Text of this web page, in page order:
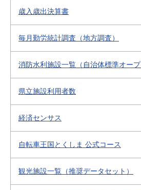
歳入歳出決算書
毎月勤労統計調査（地方調査）
消防水利施設一覧（自治体標準オープ
県立施設利用者数
経済センサス
自転車王国とくしま 公式コース
観光施設一覧（推奨データセット）